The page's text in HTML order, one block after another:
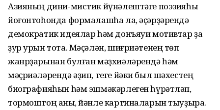
Азияның дини-мистик йүнәлештәге поэзияһы
йоғонтоһонда формалашһа ла, әҫәрҙәрендә
демократик идеялар һәм донъяуи мотивтар ҙа
ҙур урын тота. Мәҫәлән, шиғриәтенең төп
жанрҙарынан булған мәҙхиәләрендә һәм
мәҫриәләрендә әҙип, теге йәки был шәхестең
биографияһын һәм эшмәкәрлеген һүрәтләп,
тормоштоң аныҡ, йәнле картиналарын тыуҙыра.